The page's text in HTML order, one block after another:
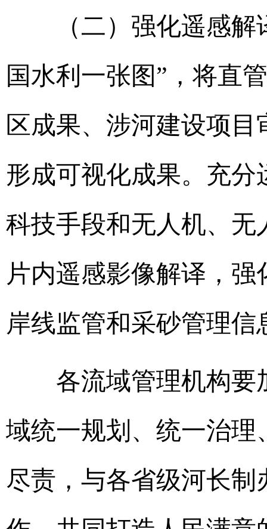
（二）强化遥感解
国水利一张图”，将直
区成果、涉河建设项
形成可视化成果。充
科技手段和无人机、
片内遥感影像解译，
岸线监管和采砂管理
各流域管理机构要
域统一规划、统一治
尽责，与各省级河长